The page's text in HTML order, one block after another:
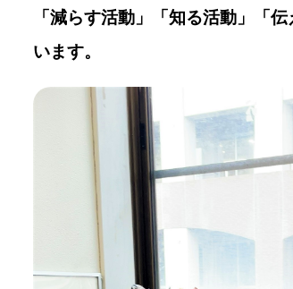
「減らす活動」「知る活動」「
います。